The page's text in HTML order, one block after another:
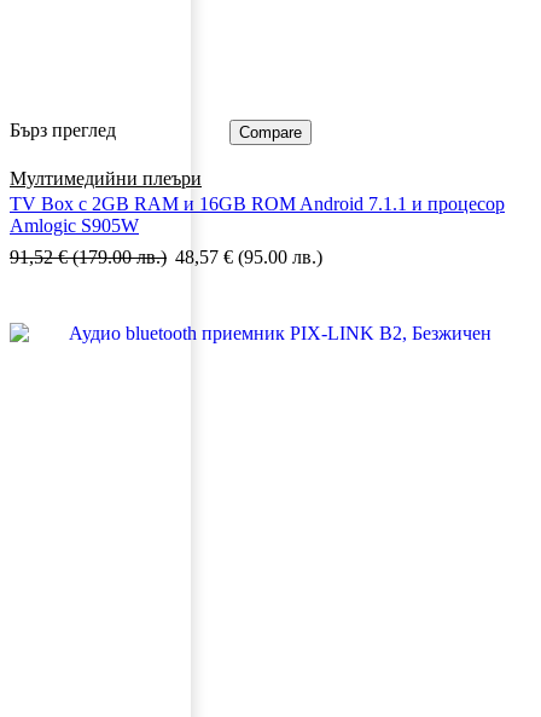
Бърз преглед Compare
Мултимедийни плеъри
TV Box с 2GB RAM и 16GВ ROM Android 7.1.1 и процесор
Amlogic S905W
91,52€ (179.00 лв.) 48,57 € (95.00 лв.)